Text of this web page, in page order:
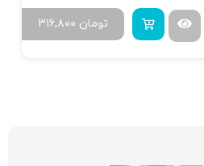
۳۱۶,۸۰۰ تومان